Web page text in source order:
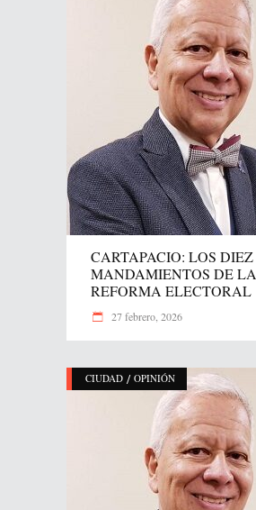
CARTAPACIO: LOS DIEZ
MANDAMIENTOS DE LA
REFORMA ELECTORAL
27 febrero, 2026
CIUDAD / OPINIÓN